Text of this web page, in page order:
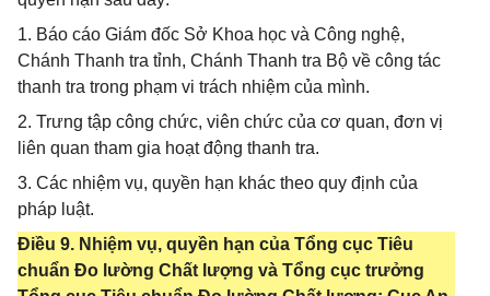
1. Báo cáo Giám đốc Sở Khoa học và Công nghệ,
Chánh Thanh tra tỉnh, Chánh Thanh tra Bộ về công tác
thanh tra trong phạm vi trách nhiệm của mình.
2. Trưng tập công chức, viên chức của cơ quan, đơn vị
liên quan tham gia hoạt động thanh tra.
3. Các nhiệm vụ, quyền hạn khác theo quy định của
pháp luật.
Điều 9. Nhiệm vụ, quyền hạn của Tổng cục Tiêu
chuẩn Đo lường Chất lượng và Tổng cục trưởng